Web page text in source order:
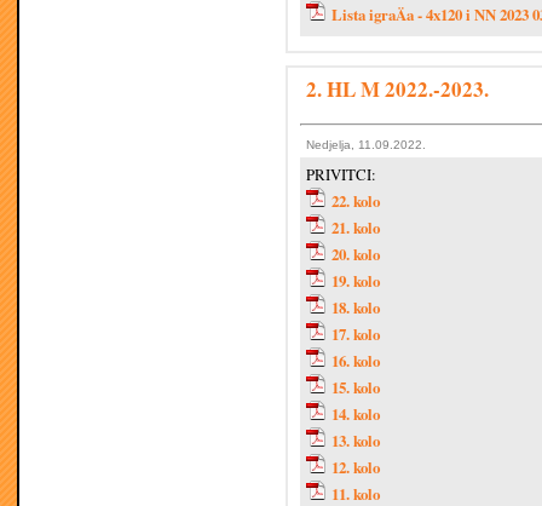
Lista igraÄa - 4x120 i NN 2023
2. HL M 2022.-2023.
Nedjelja, 11.09.2022.
PRIVITCI:
22. kolo
21. kolo
20. kolo
19. kolo
18. kolo
17. kolo
16. kolo
15. kolo
14. kolo
13. kolo
12. kolo
11. kolo